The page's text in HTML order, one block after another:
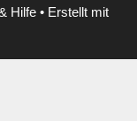
Hilfe • Erstellt mit